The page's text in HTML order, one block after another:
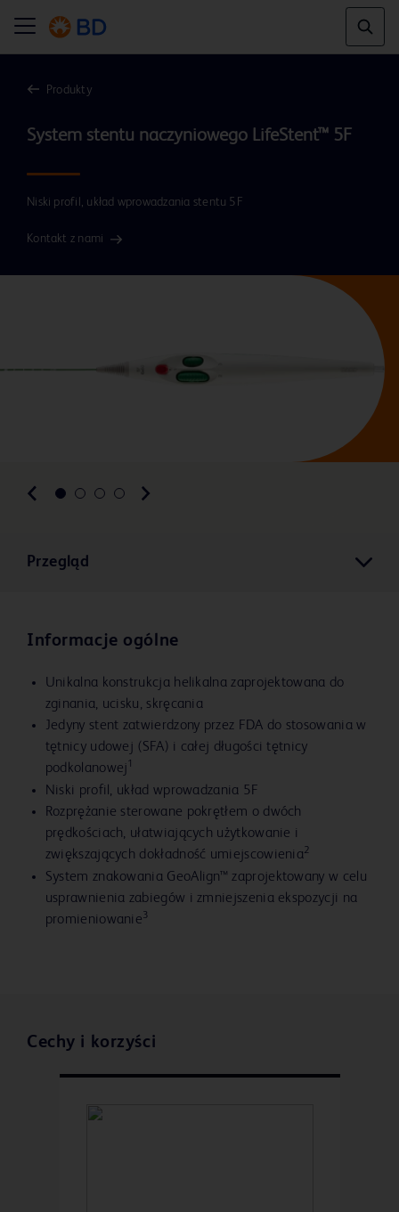
Produkty
System stentu naczyniowego LifeStent™ 5F
Niski profil, układ wprowadzania stentu 5F
Kontakt z nami
Przegląd
Informacje ogólne
Unikalna konstrukcja helikalna zaprojektowana do
zginania, ucisku, skręcania
Jedyny stent zatwierdzony przez FDA do stosowania w
tętnicy udowej (SFA) i całej długości tętnicy
podkolanowej1
Niski profil, układ wprowadzania 5F
Rozprężanie sterowane pokrętłem o dwóch
prędkościach, ułatwiających użytkowanie i
zwiększających dokładność umiejscowienia2
System znakowania GeoAlign™ zaprojektowany w celu
usprawnienia zabiegów i zmniejszenia ekspozycji na
promieniowanie3
Cechy i korzyści